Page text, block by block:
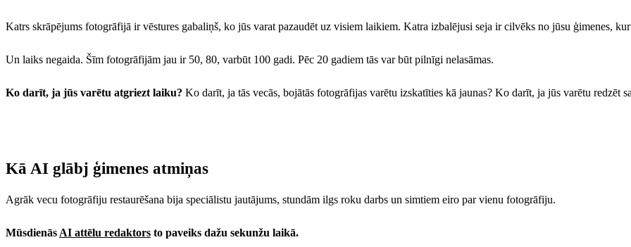
Katrs skrāpējums fotogrāfijā ir vēstures gabaliņš, ko jūs varat pazaudēt uz visiem laikiem. Katra izbalējusi seja ir cilvēks no jūsu ģimenes,
Un laiks negaida. Šīm fotogrāfijām jau ir 50, 80, varbūt 100 gadi. Pēc 20 gadiem tās var būt pilnīgi nelasāmas.
Ko darīt, ja jūs varētu atgriezt laiku? Ko darīt, ja tās vecās, bojātās fotogrāfijas varētu izskatīties kā jaunas? Ko darīt, ja jūs varētu redzēt
Kā AI glābj ģimenes atmiņas
Agrāk vecu fotogrāfiju restaurēšana bija speciālistu jautājums, stundām ilgs roku darbs un simtiem eiro par vienu fotogrāfiju.
Mūsdienās AI attēlu redaktors to paveiks dažu sekunžu laikā.